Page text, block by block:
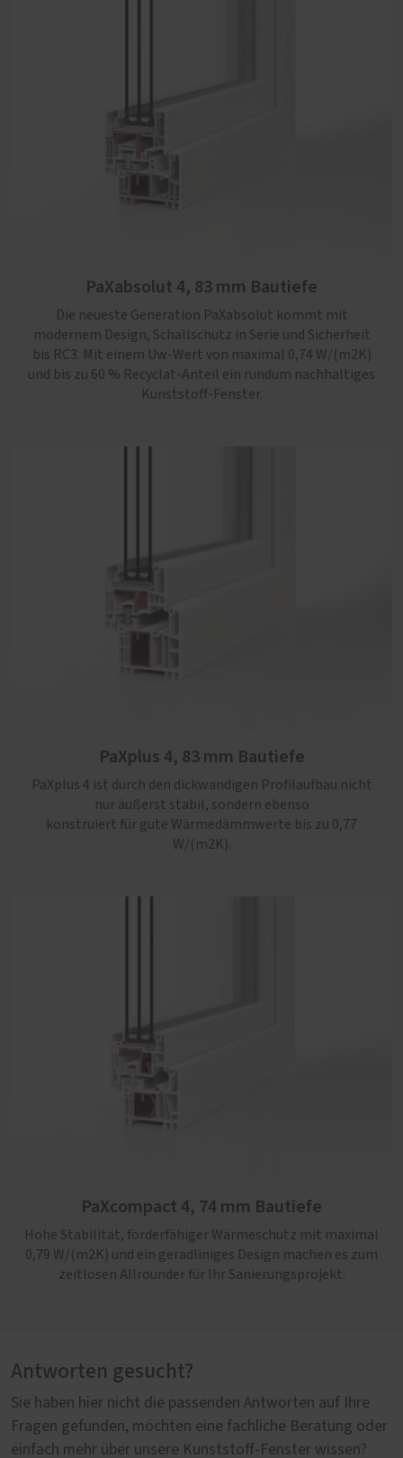
PaXabsolut 4, 83 mm Bautiefe
Die neueste Generation PaXabsolut kommt mit
modernem Design, Schallschutz in Serie und Sicherheit
bis RC3. Mit einem Uw-Wert von maximal 0,74 W/(m2K)
und bis zu 60 % Recyclat-Anteil ein rundum nachhaltiges
Kunststoff-Fenster.
PaXplus 4, 83 mm Bautiefe
PaXplus 4 ist durch den dickwandigen Profilaufbau nicht
nur äußerst stabil, sondern ebenso
konstruiert für gute Wärmedämmwerte bis zu 0,77
W/(m2K).
PaXcompact 4, 74 mm Bautiefe
Hohe Stabilität, förderfähiger Wärmeschutz mit maximal
0,79 W/(m2K) und ein geradliniges Design machen es zum
zeitlosen Allrounder für Ihr Sanierungsprojekt.
bis RC3. Mit einem Uw-Wert von maximal 0,74 W/(m2K)
Kunststoff-Fenster.
bis RC3. Mit einem Uw-Wert von maximal 0,74 W/(m2K),
Anteil ein rundum nachhaltiges Kunststoff-Fenster.
Antworten gesucht?
Sie haben hier nicht die passenden Antworten auf Ihre
Fragen gefunden, möchten eine fachliche Beratung oder
einfach mehr über unsere Kunststoff-Fenster wissen?